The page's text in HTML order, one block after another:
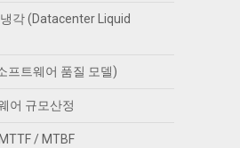
각 (Datacenter Liquid
프트웨어 품질 모델)
어 규모산정
/ MTBF